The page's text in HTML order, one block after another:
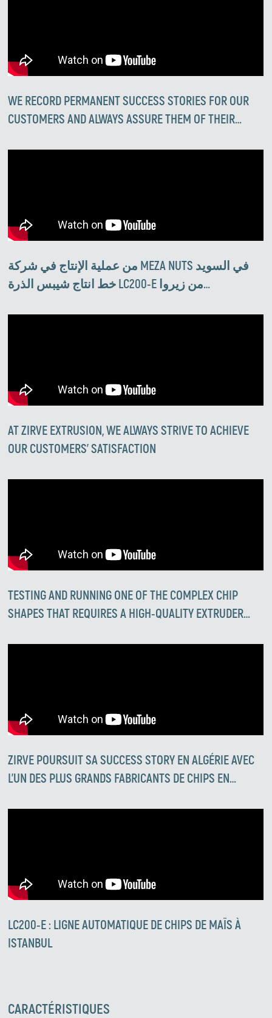
WE RECORD PERMANENT SUCCESS STORIES FOR OUR
CUSTOMERS AND ALWAYS ASSURE THEM OF THEIR
من عملية الإنتاج في شركة MEZA NUTS في السويد
خط انتاج شيبس الذرة LC200-E من زيروا
AT ZIRVE EXTRUSION, WE ALWAYS STRIVE TO ACHIEVE
OUR CUSTOMERS' SATISFACTION
TESTING AND RUNNING ONE OF THE COMPLEX CHIP
SHAPES THAT REQUIRES A HIGH-QUALITY EXTRUDER
ZIRVE POURSUIT SA SUCCESS STORY EN ALGÉRIE AVEC
L’UN DES PLUS GRANDS FABRICANTS DE CHIPS EN
LC200-E : LIGNE AUTOMATIQUE DE CHIPS DE MAÏS À
ISTANBUL
CARACTÉRISTIQUES
Zirve Extrussion